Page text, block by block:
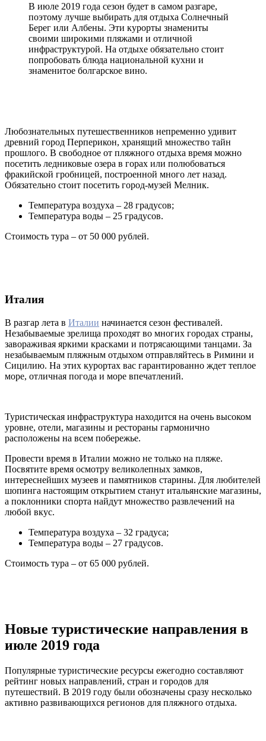
В июле 2019 года сезон будет в самом разгаре,
поэтому лучше выбирать для отдыха Солнечный
Берег или Албены. Эти курорты знамениты
своими широкими пляжами и отличной
инфраструктурой. На отдыхе обязательно стоит
попробовать блюда национальной кухни и
знаменитое болгарское вино.
Любознательных путешественников непременно удивит
древний город Перперикон, хранящий множество тайн
прошлого. В свободное от пляжного отдыха время можно
посетить ледниковые озера в горах или полюбоваться
фракийской гробницей, построенной много лет назад.
Обязательно стоит посетить город-музей Мелник.
Температура воздуха – 28 градусов;
Температура воды – 25 градусов.
Стоимость тура – от 50 000 рублей.
Италия
В разгар лета в Италии начинается сезон фестивалей.
Незабываемые зрелища проходят во многих городах страны,
завораживая яркими красками и потрясающими танцами. За
незабываемым пляжным отдыхом отправляйтесь в Римини и
Сицилию. На этих курортах вас гарантированно ждет теплое
море, отличная погода и море впечатлений.
Туристическая инфраструктура находится на очень высоком
уровне, отели, магазины и рестораны гармонично
расположены на всем побережье.
Провести время в Италии можно не только на пляже.
Посвятите время осмотру великолепных замков,
интереснейших музеев и памятников старины. Для любителей
шопинга настоящим открытием станут итальянские магазины,
а поклонники спорта найдут множество развлечений на
любой вкус.
Температура воздуха – 32 градуса;
Температура воды – 27 градусов.
Стоимость тура – от 65 000 рублей.
Новые туристические направления в
июле 2019 года
Популярные туристические ресурсы ежегодно составляют
рейтинг новых направлений, стран и городов для
путешествий. В 2019 году были обозначены сразу несколько
активно развивающихся регионов для пляжного отдыха.